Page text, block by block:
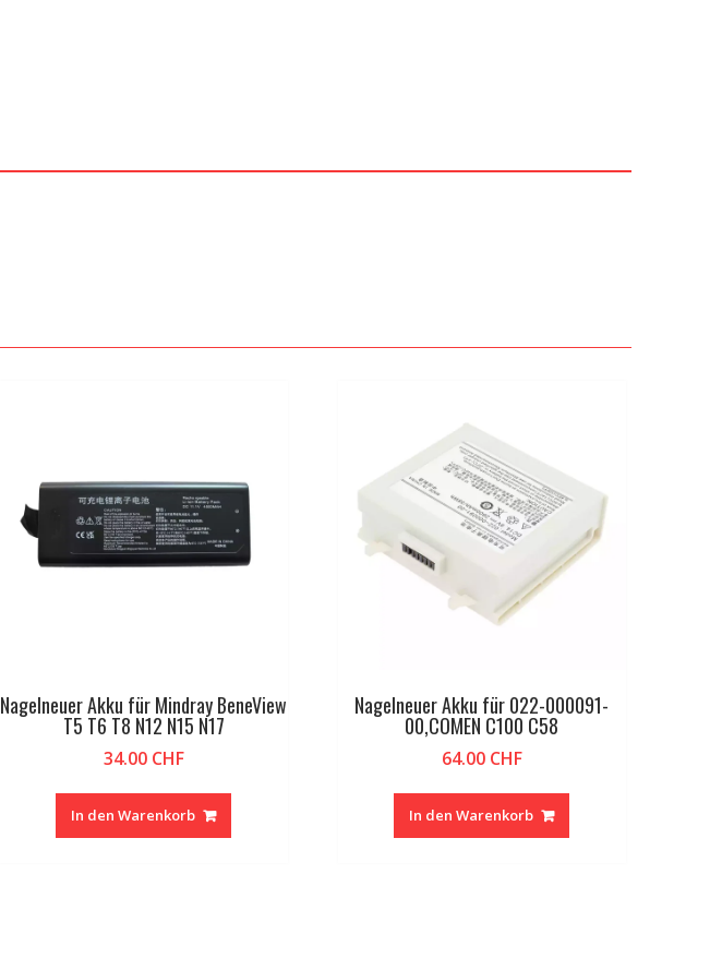
Nagelneuer Akku für Mindray BeneView
T5 T6 T8 N12 N15 N17
34.00 CHF
In den Warenkorb
Nagelneuer Akku für 022-000091-
00,COMEN C100 C58
64.00 CHF
In den Warenkorb